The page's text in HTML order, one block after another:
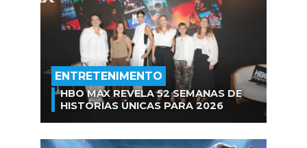
ENTRETENIMENTO
HBO MAX REVELA 52 SEMANAS DE
HISTÓRIAS ÚNICAS PARA 2026